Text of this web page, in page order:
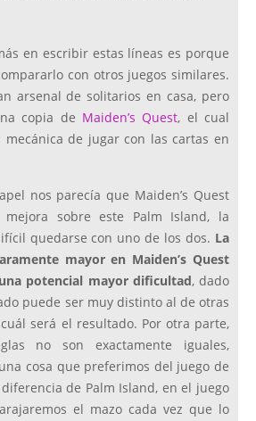
en escribir estas líneas es porque
con otros juegos similares.
arsenal de solitarios en casa, pero
copia de Maiden’s Quest, el cual
mecánica de jugar con las cartas en
nos parecía que Maiden’s Quest
sobre este Palm Island, la
quedarse con uno de los dos. La
mayor en Maiden’s Quest
potencial mayor dificultad, dado
puede ser muy distinto al de otras
será el resultado. Por otra parte,
no son exactamente iguales,
cosa que preferimos del juego de
de Palm Island, en el juego
el mazo cada vez que lo